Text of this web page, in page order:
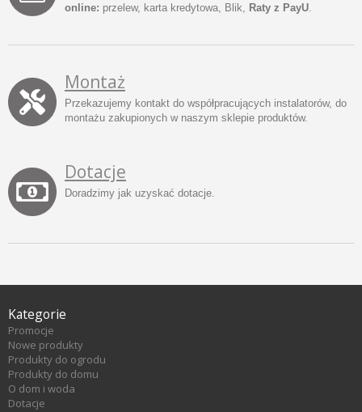
online: przelew, karta kredytowa, Blik, Raty z PayU
Montaż
Przekazujemy kontakt do współpracujących instalatorów, do
montażu zakupionych w naszym sklepie produktów.
Dotacje
Doradzimy jak uzyskać dotacje.
Kategorie
Promocje
Nowe produkty
Produkty do ogrodu
Produkty do domu
O dom i woda
Dotacje